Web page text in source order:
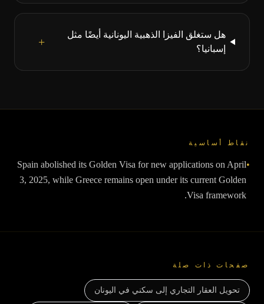
هل ستغلق الفيزا الذهبية اليونانية أيضًا مثل
إسبانيا؟
+
نقاط أساسية
•
Spain abolished its Golden Visa for new applications on April
3, 2025, while Greece remains open under its current Golden
Visa framework.
صفحات ذات صلة
تحويل العقار التجاري إلى سكني في اليونان